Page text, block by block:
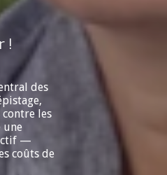
!
des
les
une
—
coûts de